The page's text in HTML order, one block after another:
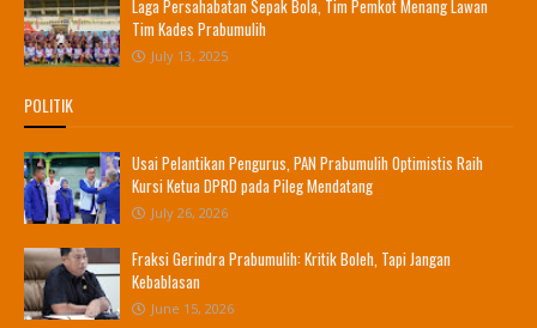
Laga Persahabatan Sepak Bola, Tim Pemkot Menang Lawan
Tim Kades Prabumulih
July 13, 2025
POLITIK
Usai Pelantikan Pengurus, PAN Prabumulih Optimistis Raih
Kursi Ketua DPRD pada Pileg Mendatang
July 26, 2026
Fraksi Gerindra Prabumulih: Kritik Boleh, Tapi Jangan
Kebablasan
June 15, 2026